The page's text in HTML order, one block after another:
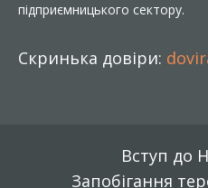
підприємницького сектору.
Скринька довіри:
Вступ до
Запобігання